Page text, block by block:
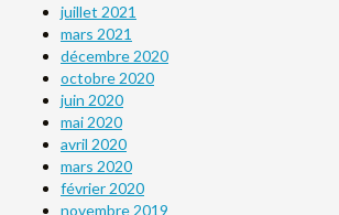
juillet 2021
mars 2021
décembre 2020
octobre 2020
juin 2020
mai 2020
avril 2020
mars 2020
février 2020
novembre 2019